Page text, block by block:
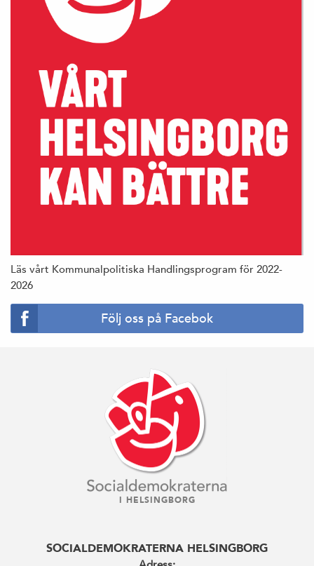
Läs vårt Kommunalpolitiska Handlingsprogram för 2022-
2026
Följ oss på Facebok
I HELSINGBORG
SOCIALDEMOKRATERNA HELSINGBORG